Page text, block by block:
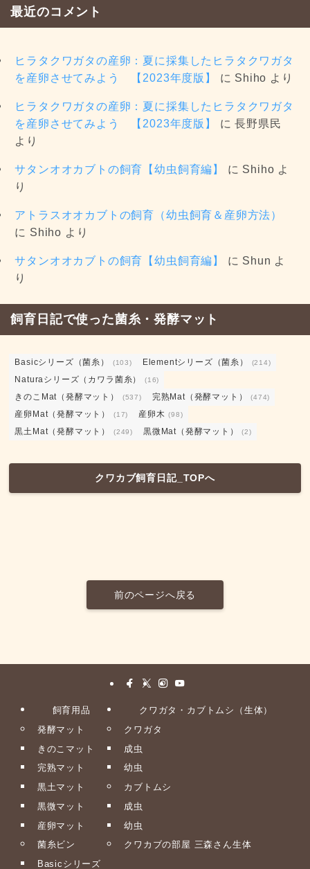
最近のコメント
ヒラタクワガタの産卵：夏に採集したヒラタクワガタ
を産卵させてみよう 【2023年度版】
に Shiho より
ヒラタクワガタの産卵：夏に採集したヒラタクワガタ
を産卵させてみよう 【2023年度版】
に長野県民
より
サタンオオカブトの飼育【幼虫飼育編】 に Shiho よ
り
アトラスオオカブトの飼育（幼虫飼育＆産卵方法）
に Shiho より
サタンオオカブトの飼育【幼虫飼育編】 に Shun よ
り
飼育日記で使った菌糸・発酵マット
Basicシリーズ（菌糸） (103) Elementシリーズ（菌糸） (214)
Naturaシリーズ（カワラ菌糸） (16)
きのこMat（発酵マット） (537) 完熟Mat（発酵マット） (474)
産卵Mat（発酵マット） (17) 産卵木 (98)
黒土Mat（発酵マット） (249) 黒微Mat（発酵マット） (2)
クワカブ飼育日記_TOPへ
前のページへ戻る
飼育用品
発酵マット
きのこマット
完熟マット
黒土マット
黒微マット
産卵マット
菌糸ビン
Basicシリーズ
クワガタ・カブトムシ（生体）
クワガタ
成虫
幼虫
カブトムシ
成虫
幼虫
クワカブの部屋 三森さん生体